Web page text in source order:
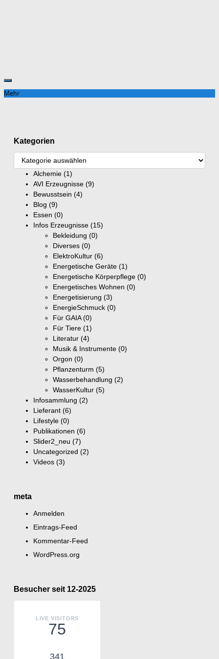
Mehr
Kategorien
Alchemie (1)
AVI Erzeugnisse (9)
Bewusstsein (4)
Blog (9)
Essen (0)
Infos Erzeugnisse (15)
Bekleidung (0)
Diverses (0)
ElektroKultur (6)
Energetische Geräte (1)
Energetische Körperpflege (0)
Energetisches Wohnen (0)
Energetisierung (3)
EnergieSchmuck (0)
Für GAIA(0)
Für Tiere (1)
Literatur (4)
Musik & Instrumente (0)
Orgon (0)
Pflanzenturm (5)
Wasserbehandlung (2)
WasserKultur (5)
Infosammlung (2)
Lieferant (6)
Lifestyle (0)
Publikationen (6)
Slider2_neu (7)
Uncategorized (2)
Videos (3)
meta
Anmelden
Eintrags-Feed
Kommentar-Feed
WordPress.org
Besucher seit 12-2025
LIVE VISITORS
75
341